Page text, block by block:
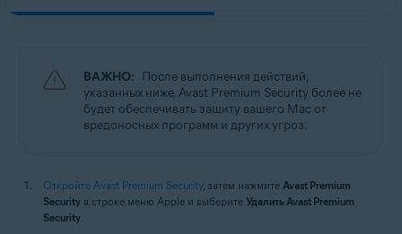
ВАЖНО: После выполнения действий,
указанных ниже, Avast Premium Security более не
будет обеспечивать защиту вашего Mac от
вредоносных программ и других угроз.
Откройте Avast Premium Security, затем нажмите Avast Premium
Security в строке меню Apple и выберите Удалить Avast Premium
Security.